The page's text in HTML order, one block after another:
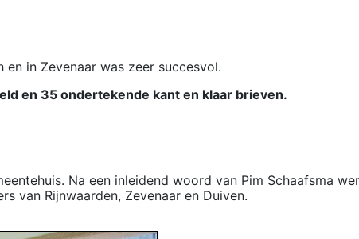
in Zevenaar was zeer succesvol.
en 35 ondertekende kant en klaar brieven.
Na een inleidend woord van Pim Schaafsma
van Rijnwaarden, Zevenaar en Duiven.